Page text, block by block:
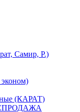
Самир, Р.)
(КАРАТ)